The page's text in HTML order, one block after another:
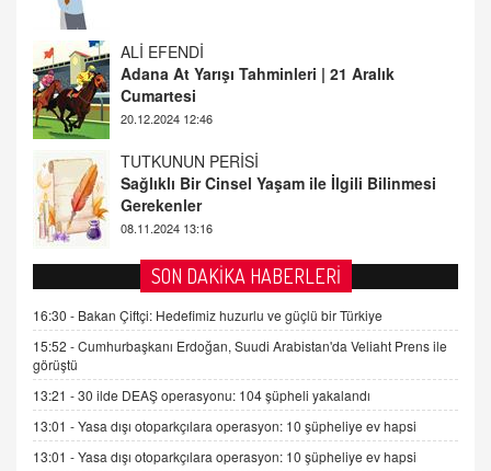
TUTKUNUN PERİSİ
Sağlıklı Bir Cinsel Yaşam ile İlgili Bilinmesi
Gerekenler
08.11.2024 13:16
FARUK ÖNALAN
Tezkere Onaylanmasaydı…
2 Kasım 2021 Salı 00:11
AV. DOĞAN CAN DOĞAN
Kişisel verilerin korunması ve dijital hukukun
gelişimi
15.09.2025 16:17
SEHER EREK
Kış Ayları Geldi, Hangi Önlemler Alınmalı?
9.12.2025 10:11
SON DAKİKA HABERLERİ
16:30 - Bakan Çiftçi: Hedefimiz huzurlu ve güçlü bir Türkiye
15:52 -Cumhurbaşkanı Erdoğan, Suudi Arabistan'da Veliaht Prens ile
görüştü
13:21 -30 ilde DEAŞ operasyonu: 104 şüpheli yakalandı
13:01 -Yasa dışı otoparkçılara operasyon: 10 şüpheliye ev hapsi
13:01 -Yasa dışı otoparkçılara operasyon: 10 şüpheliye ev hapsi